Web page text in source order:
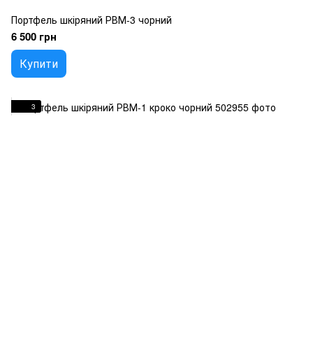
Портфель шкіряний РВМ-3 чорний
6 500 грн
Купити
3